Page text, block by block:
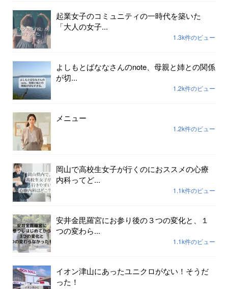
起業女子のコミュニティの一時代を築いた
「大人の女子...
1.3k件のビュー
よしもとばななさんのnote、母親と姉との関係
が切...
1.2k件のビュー
メニュー
1.2k件のビュー
岡山で高校生女子が行くのにおススメの心療
内科ってど...
1.1k件のビュー
安井金毘羅宮にお参り後の３つの変化と、１
つの変わら...
1.1k件のビュー
イオン津山にあったユニクロがない！そうだ
った！